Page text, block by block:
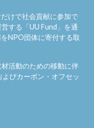
けで社会貢献に参加で
する「UU Fund 」を通
NPO団体に寄付する取
活動のための移動に伴
びカーボン・オフセッ